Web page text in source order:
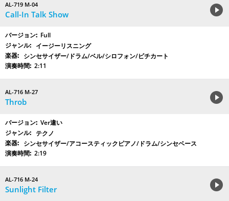
AL-719 M-04
Call-In Talk Show
Full
イージーリスニング
シンセサイザー/ドラム/ベル/シロフォン/ピチカート
2:11
AL-716 M-27
Throb
Ver違い
テクノ
シンセサイザー/アコースティックピアノ/ドラム/シンセベース
2:19
AL-716 M-24
Sunlight Filter